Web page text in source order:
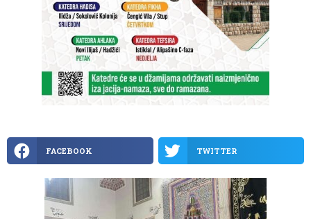
FACEBOOK TWITTER